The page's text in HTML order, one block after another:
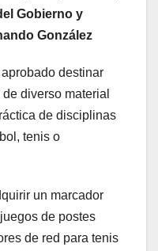
Gobierno y
González
destinar
diverso material
de disciplinas
tenis o
un marcador
de postes
de red para tenis